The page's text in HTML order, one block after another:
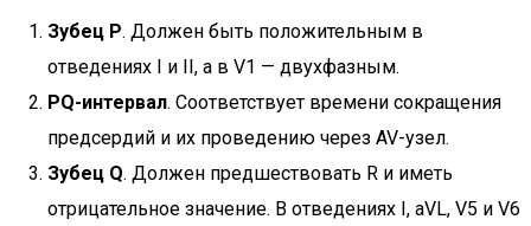
Зубец Р. Должен быть положительным в
отведениях I и II, а в V1 — двухфазным.
PQ-интервал. Соответствует времени сокращения
предсердий и их проведению через AV-узел.
Зубец Q. Должен предшествовать R и иметь
отрицательное значение. В отведениях I, aVL, V5 и V6